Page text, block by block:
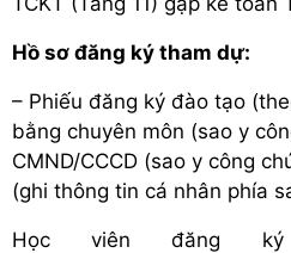
Hồ sơ đăng ký tham dự:
– Phiếu đăng ký đào tạo
bằng chuyên môn (sao y
CMND/CCCD (sao y công
(ghi thông tin cá nhân phía
Học viên đăng